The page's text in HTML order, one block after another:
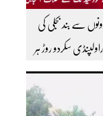
،قمراہ، شکور آباد بگاردو کےعوام مسلسل 10 دونوں سے بند بجلی کی
سکردو روڑ ہر
یوٹیوب چینل کو